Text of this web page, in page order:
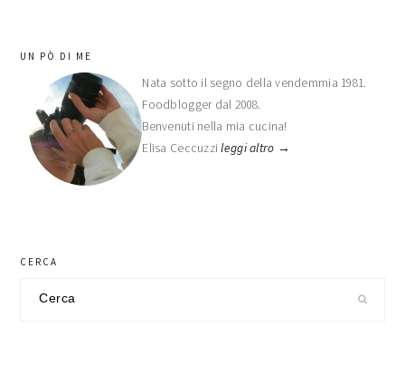
barra
laterale
primaria
UN PÒ DI ME
Nata sotto il segno della vendemmia 1981.
Foodblogger dal 2008.
Benvenuti nella mia cucina!
Elisa Ceccuzzileggi altro →
CERCA